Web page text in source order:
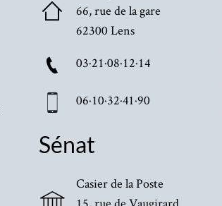
66, rue de la gare
62300 Lens
03·21·08·12·14
06·10·32·41·90
Sénat
Casier de la Poste